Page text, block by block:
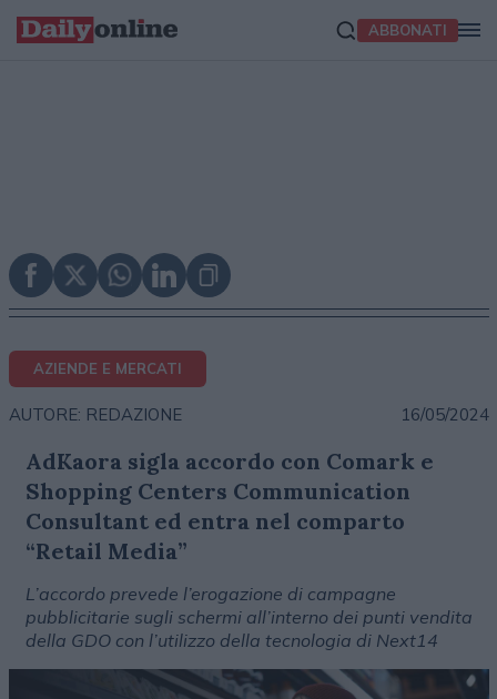
ABBONATI
AZIENDE E MERCATI
AUTORE: REDAZIONE 16/05/2024
AdKaora sigla accordo con Comark e
Shopping Centers Communication
Consultant ed entra nel comparto
“Retail Media”
L’accordo prevede l’erogazione di campagne
pubblicitarie sugli schermi all’interno dei punti vendita
della GDO con l’utilizzo della tecnologia di Next14